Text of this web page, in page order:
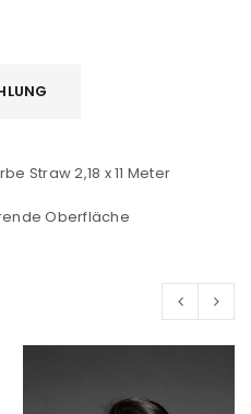
Straw 2,18 x 11 Meter
Oberfläche